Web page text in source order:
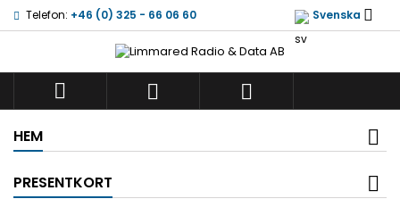
Telefon: +46 (0) 325 - 66 06 60 Svenska 
  
HEM
PRESENTKORT